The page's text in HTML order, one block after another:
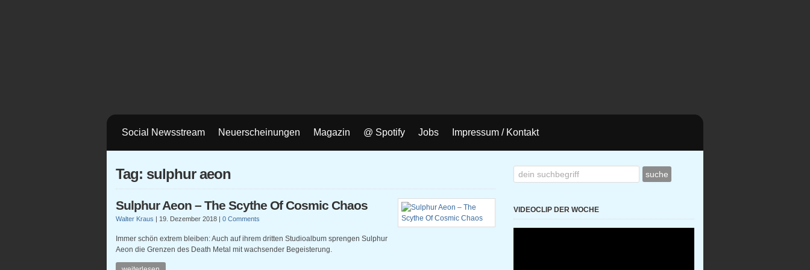
Social Newsstream Neuerscheinungen Magazin @ Spotify Jobs Impressum / Kontakt
Tag: sulphur aeon
Sulphur Aeon – The Scythe Of Cosmic Chaos
Walter Kraus | 19. Dezember 2018 | 0 Comments
Immer schön extrem bleiben: Auch auf ihrem dritten Studioalbum sprengen Sulphur
Aeon die Grenzen des Death Metal mit wachsender Begeisterung.
VIDEOCLIP DER WOCHE